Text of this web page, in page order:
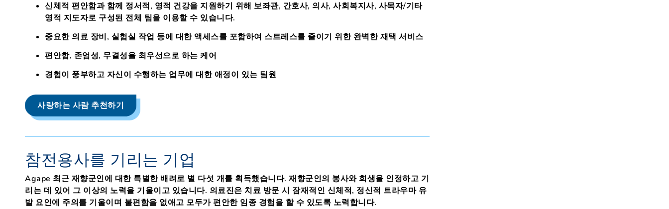
신체적 편안함과 함께 정서적, 영적 건강을 지원하기 위해 보좌관, 간호사, 의사, 사회복지사, 사목자/기타
영적 지도자로 구성된 전체 팀을 이용할 수 있습니다.
중요한 의료 장비, 실험실 작업 등에 대한 액세스를 포함하여 스트레스를 줄이기 위한 완벽한 재택 서비스
편안함, 존엄성, 무결성을 최우선으로 하는 케어
경험이 풍부하고 자신이 수행하는 업무에 대한 애정이 있는 팀원
사랑하는 사람 추천하기
참전용사를 기리는 기업
Agape 최근 재향군인에 대한 특별한 배려로 별 다섯 개를 획득했습니다. 재향군인의 봉사와 희생을 인정하고 기
리는 데 있어 그 이상의 노력을 기울이고 있습니다. 의료진은 치료 방문 시 잠재적인 신체적, 정신적 트라우마 유
발 요인에 주의를 기울이며 불편함을 없애고 모두가 편안한 임종 경험을 할 수 있도록 노력합니다.